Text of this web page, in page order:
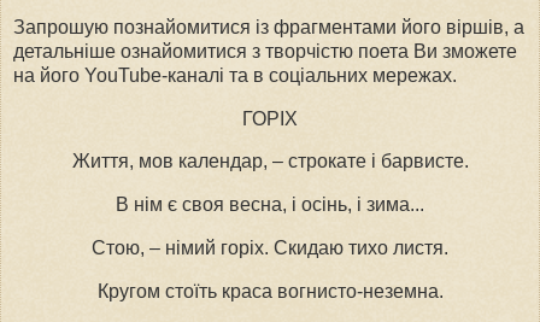
Запрошую познайомитися із фрагментами його віршів, а
детальніше ознайомитися з творчістю поета Ви зможете
на його YouTube-каналі та в соціальних мережах.
ГОРІХ
Життя, мов календар, – строкате і барвисте.
В нім є своя весна, і осінь, і зима...
Стою, – німий горіх. Скидаю тихо листя.
Кругом стоїть краса вогнисто-неземна.